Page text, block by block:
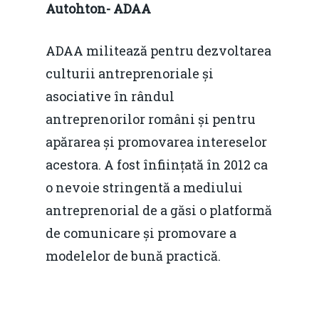
Autohton- ADAA
ADAA militează pentru dezvoltarea
culturii antreprenoriale și
asociative în rândul
antreprenorilor români și pentru
apărarea și promovarea intereselor
acestora. A fost înființată în 2012 ca
o nevoie stringentă a mediului
antreprenorial de a găsi o platformă
de comunicare și promovare a
modelelor de bună practică.